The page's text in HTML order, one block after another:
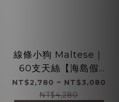
線條小狗 Maltese｜
60支天絲【海島假
期】 鋪棉床包枕套組
｜100%萊賽爾纖維
NT$2,780 ~ NT$3,080
NT$4,280